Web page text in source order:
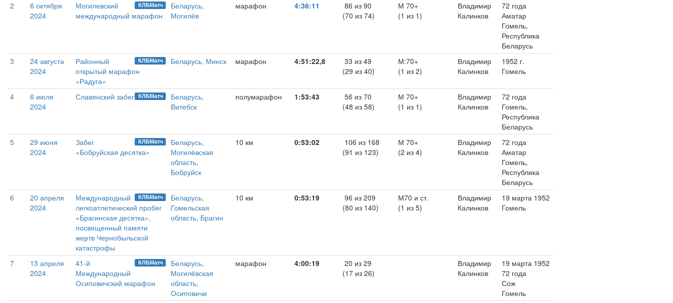
2
6 октября
2024
КЛБМатч
Могилевский
международный марафон
Беларусь,
Могилёв
марафон 4:36:11
86 из 90
(70 из 74)
М 70+
(1 из 1)
Владимир
Калинков
72 года
Аматар
Гомель,
Республика
Беларусь
3
24 августа
2024
КЛБМатч
Районный
открытый марафон
«Радуга»
Беларусь, Минск марафон 4:51:22,8
33 из 49
(29 из 40)
М:70+
(1 из 2)
Владимир
Калинков
1952 г.
Гомель
4
6 июля
2024
КЛБМатч
Славянский забег
Беларусь,
Витебск
полумарафон 1:53:43
56 из 70
(48 из 58)
М 70+
(1 из 1)
Владимир
Калинков
72 года
Гомель,
Республика
Беларусь
5
29 июня
2024
КЛБМатч
Забег
«Бобруйская десятка»
Беларусь,
Могилёвская
область,
Бобруйск
10 км 0:53:02
106 из 168
(91 из 123)
М 70+
(2 из 4)
Владимир
Калинков
72 года
Аматар
Гомель,
Республика
Беларусь
6
20 апреля
2024
КЛБМатч
Международный
легкоатлетический пробег
«Брагинская десятка»,
посвященный памяти
жертв Чернобыльской
катастрофы
Беларусь,
Гомельская
область, Брагин
10 км 0:53:19
96 из 209
(80 из 140)
М70 и ст.
(1 из 5)
Владимир
Калинков
19 марта 1952
Гомель
7
13 апреля
2024
КЛБМатч
41-й
Международный
Осиповичский марафон
Беларусь,
Могилёвская
область,
Осиповичи
марафон 4:00:19
20 из 29
(17 из 26)
Владимир
Калинков
19 марта 1952
72 года
Сож
Гомель